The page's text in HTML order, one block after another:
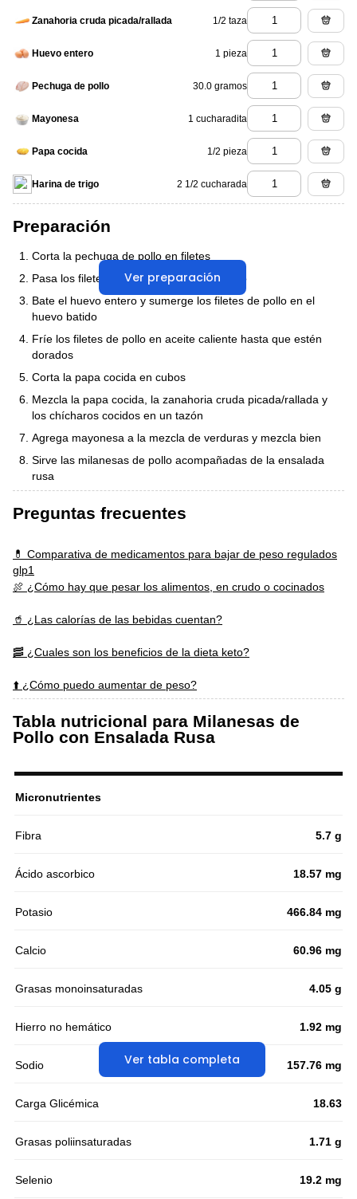
Zanahoria cruda picada/rallada 1/2 taza
Huevo entero 1 pieza
Pechuga de pollo 30.0 gramos
Mayonesa 1 cucharadita
Papa cocida 1/2 pieza
Harina de trigo 2 1/2 cucharada
Ver preparación
Preparación
Corta la pechuga de pollo en filetes
Pasa los filetes de pollo por harina de trigo
Bate el huevo entero y sumerge los filetes de pollo en el
huevo batido
Fríe los filetes de pollo en aceite caliente hasta que estén
dorados
Corta la papa cocida en cubos
Mezcla la papa cocida, la zanahoria cruda picada/rallada y
los chícharos cocidos en un tazón
Agrega mayonesa a la mezcla de verduras y mezcla bien
Sirve las milanesas de pollo acompañadas de la ensalada
rusa
Preguntas frecuentes
💊 Comparativa de medicamentos para bajar de peso regulados
glp1
🍖 ¿Cómo hay que pesar los alimentos, en crudo o cocinados
🥤 ¿Las calorías de las bebidas cuentan?
🥓 ¿Cuales son los beneficios de la dieta keto?
⬆️ ¿Cómo puedo aumentar de peso?
Tabla nutricional para Milanesas de
Pollo con Ensalada Rusa
Ver tabla completa
Micronutrientes
Fibra 5.7 g
Ácido ascorbico 18.57 mg
Potasio 466.84 mg
Calcio 60.96 mg
Grasas monoinsaturadas 4.05 g
Hierro no hemático 1.92 mg
Sodio 157.76 mg
Carga Glicémica 18.63
Grasas poliinsaturadas 1.71 g
Selenio 19.2 mg